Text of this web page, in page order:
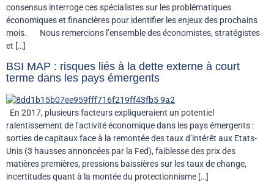
consensus interroge ces spécialistes sur les problématiques
économiques et financières pour identifier les enjeux des prochains
mois. Nous remercions l’ensemble des économistes, stratégistes
et […]
BSI MAP : risques liés à la dette externe à court
terme dans les pays émergents
En 2017, plusieurs facteurs expliqueraient un potentiel
ralentissement de l’activité économique dans les pays émergents :
sorties de capitaux face à la remontée des taux d’intérêt aux Etats-
Unis (3 hausses annoncées par la Fed), faiblesse des prix des
matières premières, pressions baissières sur les taux de change,
incertitudes quant à la montée du protectionnisme […]